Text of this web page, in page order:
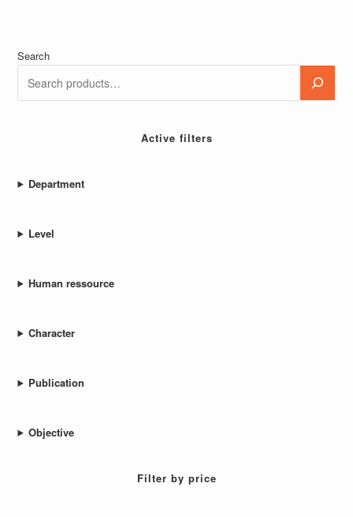
Search
Active filters
Department
Level
Human ressource
Character
Publication
Objective
Filter by price